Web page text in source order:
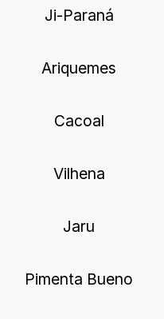
Ji-Paraná
Ariquemes
Cacoal
Vilhena
Jaru
Pimenta Bueno